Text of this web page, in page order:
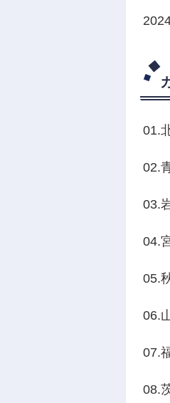
01.
02.
03.
04.
05.
06.
07.
08.